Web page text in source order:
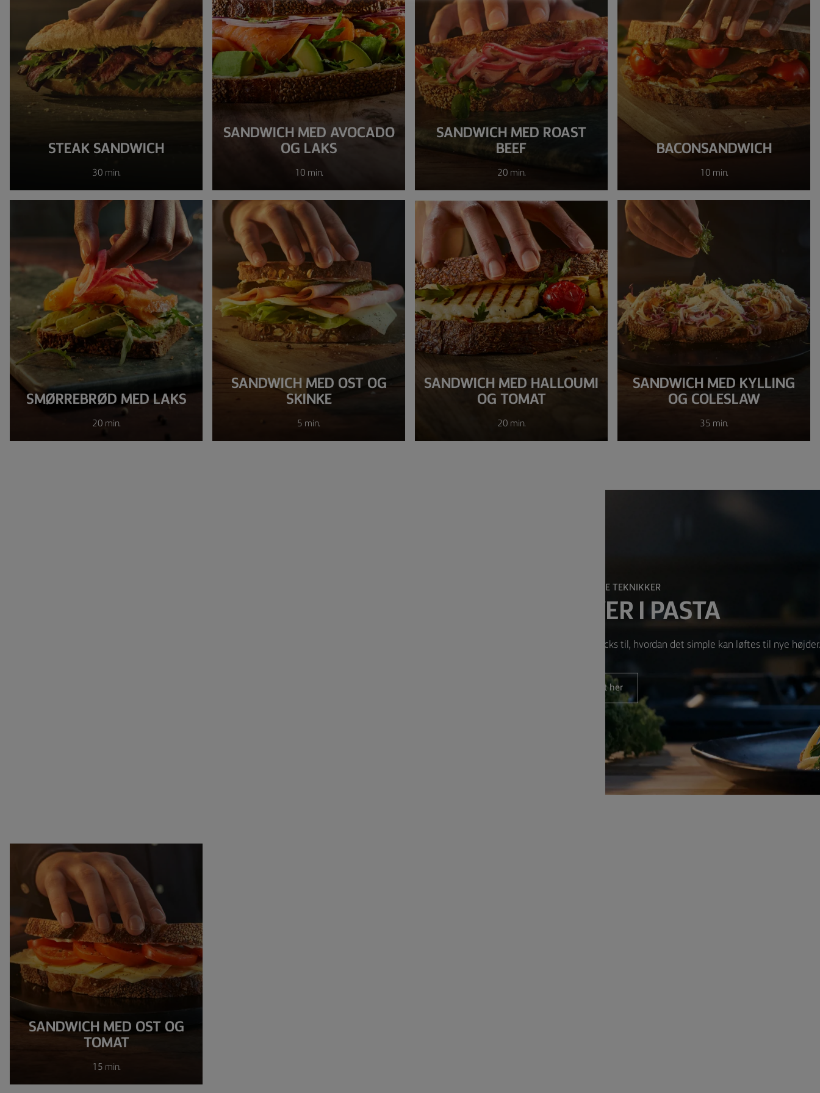
STEAK SANDWICH
30 min.
SANDWICH MED AVOCADO
OG LAKS
10 min.
SANDWICH MED ROAST
BEEF
20 min.
BACONSANDWICH
10 min.
SMØRREBRØD MED LAKS
20 min.
SANDWICH MED OST OG
SKINKE
5 min.
SANDWICH MED HALLOUMI
OG TOMAT
20 min.
SANDWICH MED KYLLING
OG COLESLAW
35 min.
FINPUDS DINE TEKNIKKER
BLIV MESTER I PASTA
Pastaperfektion kommer af et par enkle tips og tricks til, hvordan det simple kan løftes til nye højder.
Start her
SANDWICH MED OST OG
TOMAT
15 min.